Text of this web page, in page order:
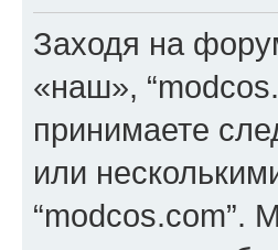
Заходя на
«наш»,
принимаете
или
“modcos.com”.